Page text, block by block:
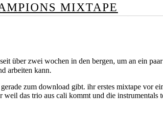
MIXTAPE
über zwei wochen in den bergen, um an ein
arbeiten kann.
gerade zum download gibt. ihr erstes mixtape vor
das trio aus cali kommt und die